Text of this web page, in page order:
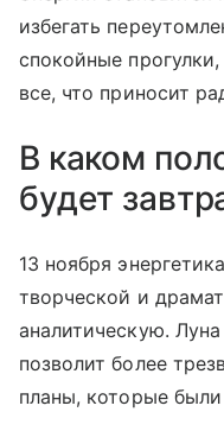
избегать
спокойные
все, что приносит
В каком
будет
13 ноября
творческой и
аналитическую.
позволит более
планы, которые